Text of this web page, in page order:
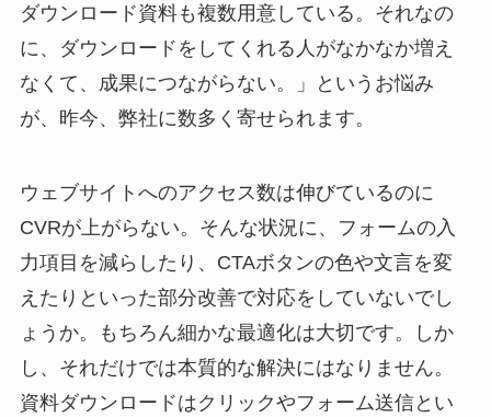
ダウンロード資料も複数用意している。それなの
に、ダウンロードをしてくれる人がなかなか増え
なくて、成果につながらない。」というお悩み
が、昨今、弊社に数多く寄せられます。
ウェブサイトへのアクセス数は伸びているのに
CVRが上がらない。そんな状況に、フォームの入
力項目を減らしたり、CTAボタンの色や文言を変
えたりといった部分改善で対応をしていないでし
ょうか。もちろん細かな最適化は大切です。しか
し、それだけでは本質的な解決にはなりません。
資料ダウンロードはクリックやフォーム送信とい